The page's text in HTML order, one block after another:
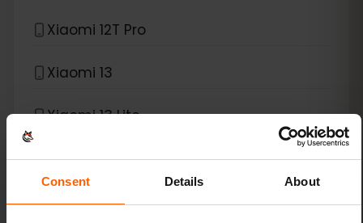
Consent Details About
Xiaomi 12T Pro
Xiaomi 13
Xiaomi 13 Lite
Xiaomi 13 Pro
Xiaomi 13T Pro